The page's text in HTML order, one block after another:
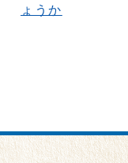
ょうか